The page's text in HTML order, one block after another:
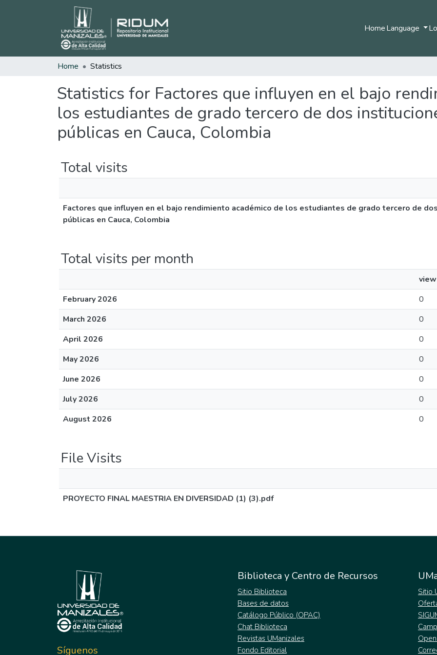
HomeLanguage
Home Statistics
Statistics for Factores que influyen en el bajo
los estudiantes de grado tercero de dos
públicas en Cauca, Colombia
Total visits
Factores que influyen en el bajo rendimiento académico de los estudiantes de grado tercero de
públicas en Cauca, Colombia
Total visits per month
February 2026
0
March 2026
0
April 2026
0
May 2026
0
June 2026
0
July 2026
0
August 2026
0
File Visits
PROYECTO FINAL MAESTRIA EN DIVERSIDAD (1) (3).pdf
Síguenos
Biblioteca y Centro de Recursos
Sitio Biblioteca
Bases de datos
Catálogo Público (OPAC)
Chat Biblioteca
Revistas UManizales
Fondo Editorial
Sitio